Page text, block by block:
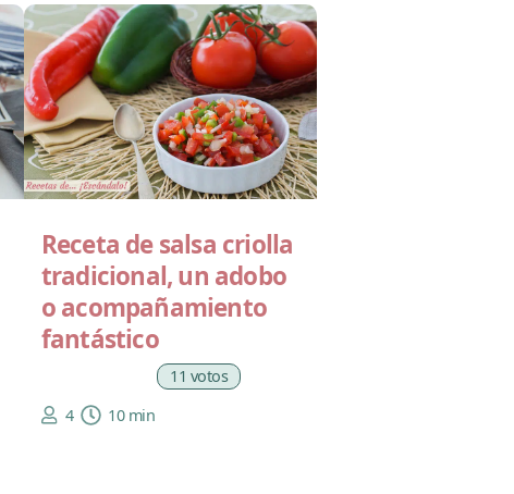
Receta de salsa criolla
tradicional, un adobo
o acompañamiento
fantástico
11 votos
4
10 min